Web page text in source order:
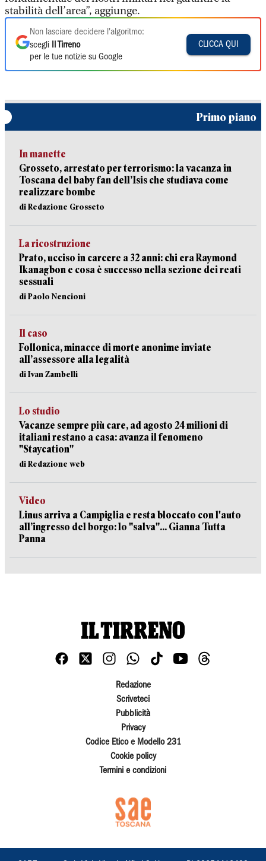
stabilità dell’area”, aggiunge.
Non lasciare decidere l'algoritmo:
scegli
Il Tirreno
per le tue notizie su Google
CLICCA QUI
Primo piano
In manette
Grosseto, arrestato per terrorismo: la vacanza in
Toscana del baby fan dell’Isis che studiava come
realizzare bombe
di Redazione Grosseto
La ricostruzione
Prato, ucciso in carcere a 32 anni: chi era Raymond
Ikanagbon e cosa è successo nella sezione dei reati
sessuali
di Paolo Nencioni
Il caso
Follonica, minacce di morte anonime inviate
all’assessore alla legalità
di Ivan Zambelli
Lo studio
Vacanze sempre più care, ad agosto 24 milioni di
italiani restano a casa: avanza il fenomeno
"Staycation"
di Redazione web
Video
Linus arriva a Campiglia e resta bloccato con l'auto
all’ingresso del borgo: lo "salva"... Gianna Tutta
Panna
Redazione
Scriveteci
Pubblicità
Privacy
Codice Etico e Modello 231
Cookie policy
Termini e condizioni